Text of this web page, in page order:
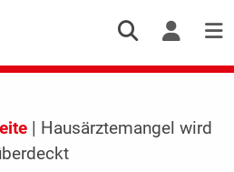
| Hausärztemangel wird